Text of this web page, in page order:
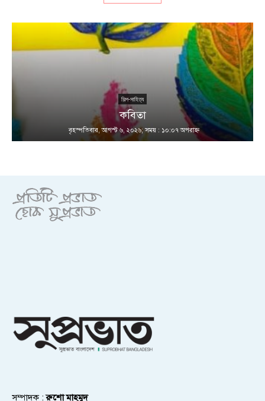
শিল্প-সাহিত্য
কবিতা
বৃহস্পতিবার, আগস্ট ৬, ২০২৬; সময় : ১০:০৭ অপরাহ্ণ
সম্পাদক :রুশো মাহমুদ